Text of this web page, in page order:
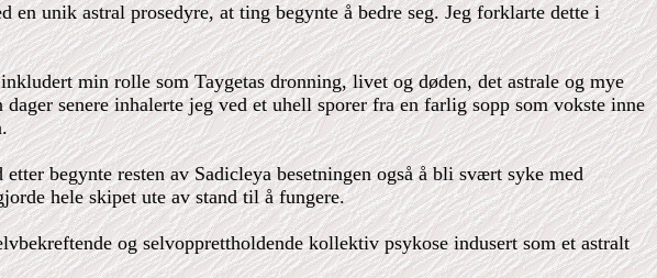
unik astral prosedyre, at ting begynte å bedre seg. Jeg forklarte dette i
min rolle som Taygetas dronning, livet og døden, det astrale og mye
senere inhalerte jeg ved et uhell sporer fra en farlig sopp som vokste inne
begynte resten av Sadicleya besetningen også å bli svært syke med
hele skipet ute av stand til å fungere.
og selvopprettholdende kollektiv psykose indusert som et astralt